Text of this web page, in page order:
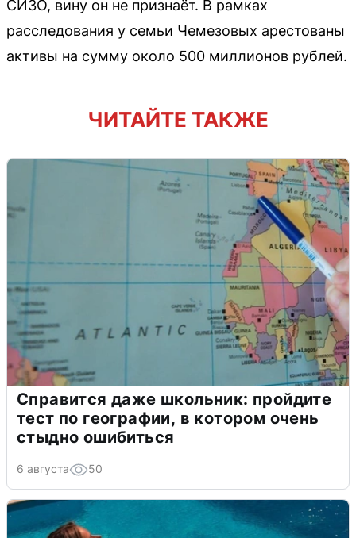
СИЗО, вину он не признаёт. В рамках
расследования у семьи Чемезовых арестованы
активы на сумму около 500 миллионов рублей.
ЧИТАЙТЕ ТАКЖЕ
Справится даже школьник: пройдите
тест по географии, в котором очень
стыдно ошибиться
6 августа 50